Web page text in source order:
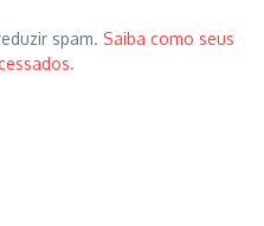
spam. Saiba como seus
.